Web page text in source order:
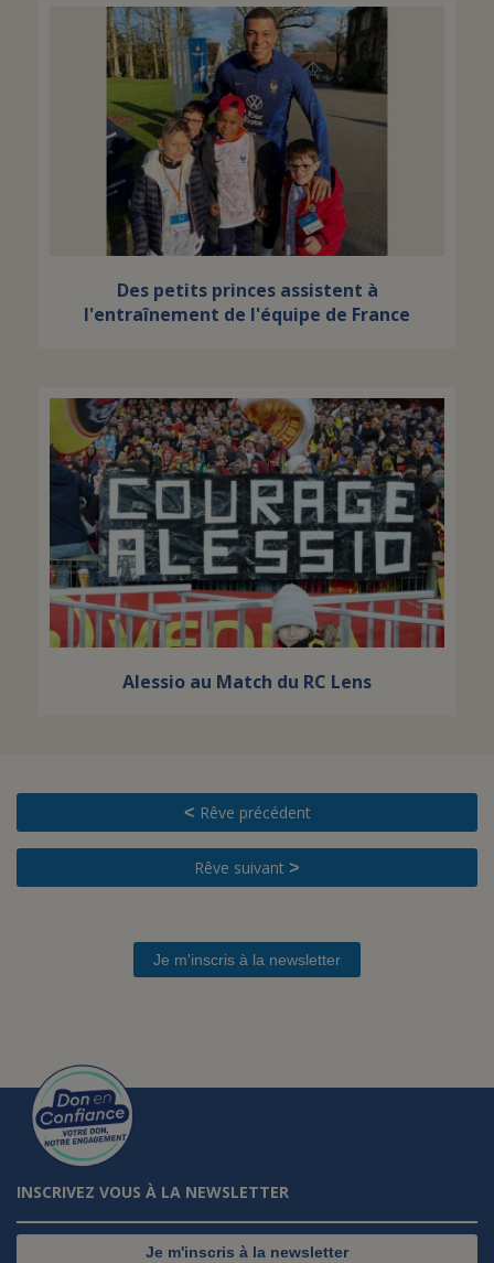
Des petits princes assistent à
l'entraînement de l'équipe de France
Alessio au Match du RC Lens
< Rêve précédent
Rêve suivant >
Je m'inscris à la newsletter
INSCRIVEZ VOUS À LA NEWSLETTER
Je m'inscris à la newsletter